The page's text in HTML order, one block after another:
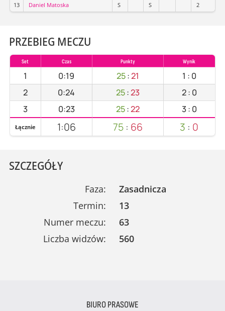
13
Daniel Matoska S S 2
PRZEBIEG MECZU
Set Czas Punkty Wynik
1 0:19 25:21 1 : 0
2
0:24 25:23 2: 0
3
0:23 25:22 3: 0
Łącznie 1:06 75: 66 3 : 0
SZCZEGÓŁY
Faza:
Zasadnicza
Termin:
13
Numer meczu:
63
Liczba widzów:
560
BIURO PRASOWE